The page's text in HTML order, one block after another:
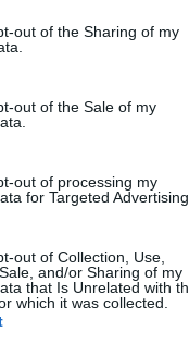
visit or usage behaviour.
to Google and its
below specified purposes
out of the Sharing of my
out of the Sale of my
out of processing my
for Targeted Advertising.
out of Collection, Use,
and/or Sharing of my
that Is Unrelated with
which it was collected.
12:15
sírva fakadt
került, ezért félrehívta
azt akarta
édesanyának arra, hogy
Lacikához.